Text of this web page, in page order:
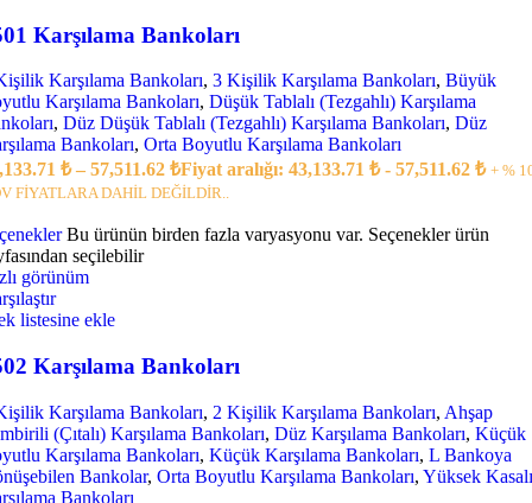
Karşılama Bankoları
Karşılama Bankoları, 3 Kişilik Karşılama Bankoları, Büyük
Karşılama Bankoları, Düşük Tablalı (Tezgahlı) Karşılama
, Düz Düşük Tablalı (Tezgahlı) Karşılama Bankoları, Düz
Bankoları, Orta Boyutlu Karşılama Bankoları
₺ – 57,511.62 ₺Fiyat aralığı: 43,133.71 ₺ - 57,511.62 ₺ + %
FİYATLARA DAHİL DEĞİLDİR..
Bu ürünün birden fazla varyasyonu var. Seçenekler ürün
seçilebilir
görünüm
listesine ekle
Karşılama Bankoları
Karşılama Bankoları, 2 Kişilik Karşılama Bankoları, Ahşap
(Çıtalı) Karşılama Bankoları, Düz Karşılama Bankoları, Küçük
Karşılama Bankoları, Küçük Karşılama Bankoları, L Bankoya
Bankolar, Orta Boyutlu Karşılama Bankoları, Yüksek Kasalı
Bankoları